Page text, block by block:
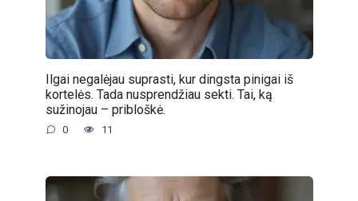
Ilgai negalėjau suprasti, kur dingsta pinigai iš
kortelės. Tada nusprendžiau sekti. Tai, ką
sužinojau – pribloškė.
0 11